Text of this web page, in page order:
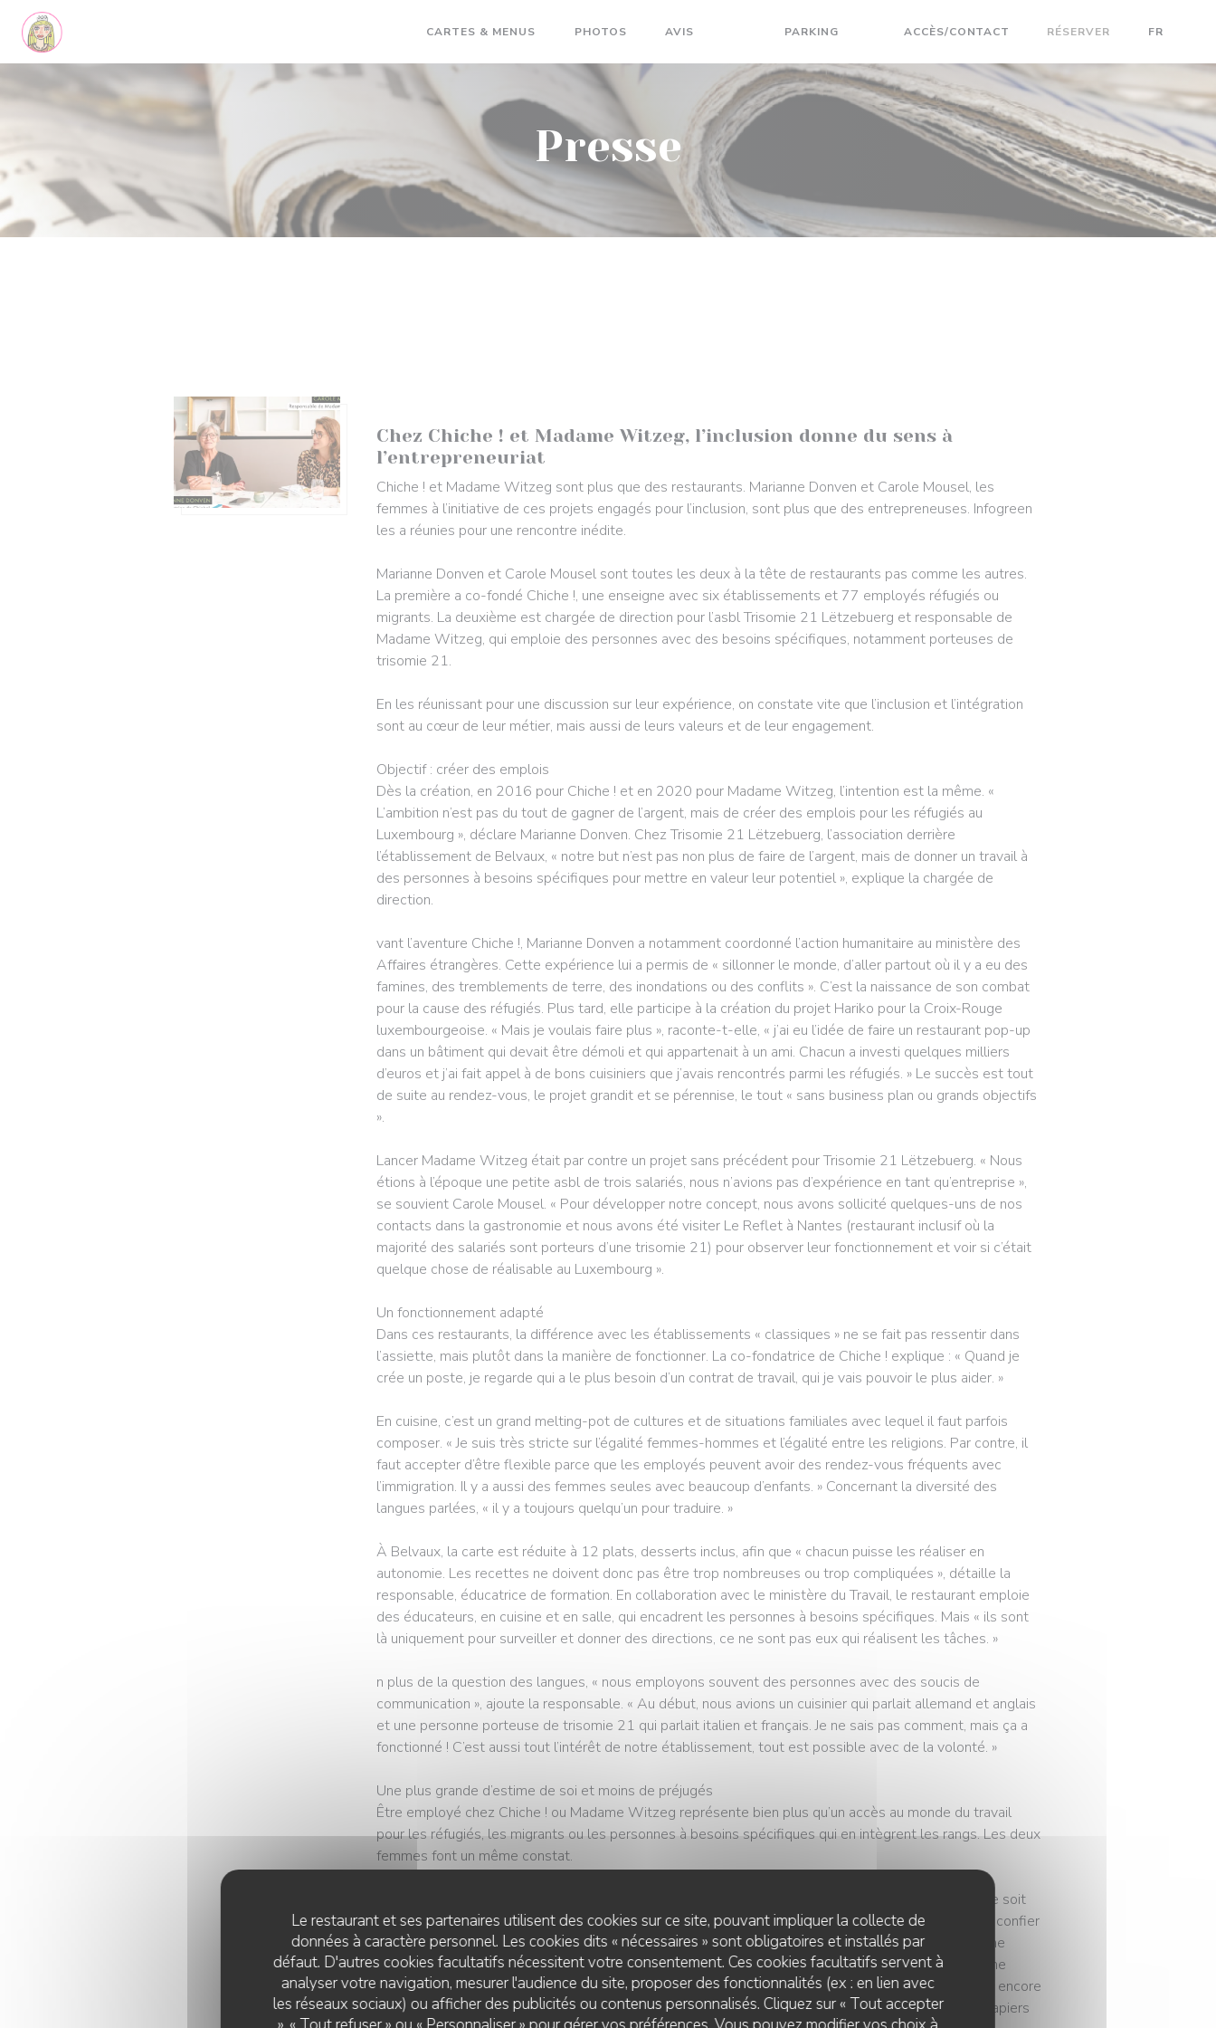
Personnalisation de vos choix en matière de cookies
Le restaurant et ses partenaires utilisent des cookies sur ce site, pouvant impliquer la collecte de
données à caractère personnel. Les cookies dits « nécessaires » sont obligatoires et installés par
défaut. D'autres cookies facultatifs nécessitent votre consentement. Ces cookies facultatifs servent à
analyser votre navigation, mesurer l'audience du site, proposer des fonctionnalités (ex : en lien avec
les réseaux sociaux) ou afficher des publicités ou contenus personnalisés. Cliquez sur « Tout accepter
CARTES & MENUS PHOTOS AVIS PARKING ACCÈS/CONTACT RÉSERVER FR
Presse
Chez Chiche ! et Madame Witzeg, l’inclusion donne du sens à
l’entrepreneuriat
Chiche ! et Madame Witzeg sont plus que des restaurants. Marianne Donven et Carole Mousel, les
femmes à l’initiative de ces projets engagés pour l’inclusion, sont plus que des entrepreneuses. Infogreen
les a réunies pour une rencontre inédite.
Marianne Donven et Carole Mousel sont toutes les deux à la tête de restaurants pas comme les autres.
La première a co-fondé Chiche !, une enseigne avec six établissements et 77 employés réfugiés ou
migrants. La deuxième est chargée de direction pour l’asbl Trisomie 21 Lëtzebuerg et responsable de
Madame Witzeg, qui emploie des personnes avec des besoins spécifiques, notamment porteuses de
trisomie 21.
En les réunissant pour une discussion sur leur expérience, on constate vite que l’inclusion et l’intégration
sont au cœur de leur métier, mais aussi de leurs valeurs et de leur engagement.
Objectif : créer des emplois
Dès la création, en 2016 pour Chiche ! et en 2020 pour Madame Witzeg, l’intention est la même. «
L’ambition n’est pas du tout de gagner de l’argent, mais de créer des emplois pour les réfugiés au
Luxembourg », déclare Marianne Donven. Chez Trisomie 21 Lëtzebuerg, l’association derrière
l’établissement de Belvaux, « notre but n’est pas non plus de faire de l’argent, mais de donner un travail à
des personnes à besoins spécifiques pour mettre en valeur leur potentiel », explique la chargée de
direction.
vant l’aventure Chiche !, Marianne Donven a notamment coordonné l’action humanitaire au ministère des
Affaires étrangères. Cette expérience lui a permis de « sillonner le monde, d’aller partout où il y a eu des
famines, des tremblements de terre, des inondations ou des conflits ». C’est la naissance de son combat
pour la cause des réfugiés. Plus tard, elle participe à la création du projet Hariko pour la Croix-Rouge
luxembourgeoise. « Mais je voulais faire plus », raconte-t-elle, « j’ai eu l’idée de faire un restaurant pop-up
dans un bâtiment qui devait être démoli et qui appartenait à un ami. Chacun a investi quelques milliers
d’euros et j’ai fait appel à de bons cuisiniers que j’avais rencontrés parmi les réfugiés. » Le succès est tout
de suite au rendez-vous, le projet grandit et se pérennise, le tout « sans business plan ou grands objectifs
».
Lancer Madame Witzeg était par contre un projet sans précédent pour Trisomie 21 Lëtzebuerg. « Nous
étions à l’époque une petite asbl de trois salariés, nous n’avions pas d’expérience en tant qu’entreprise »,
se souvient Carole Mousel. « Pour développer notre concept, nous avons sollicité quelques-uns de nos
contacts dans la gastronomie et nous avons été visiter Le Reflet à Nantes (restaurant inclusif où la
majorité des salariés sont porteurs d’une trisomie 21) pour observer leur fonctionnement et voir si c’était
quelque chose de réalisable au Luxembourg ».
Un fonctionnement adapté
Dans ces restaurants, la différence avec les établissements « classiques » ne se fait pas ressentir dans
l’assiette, mais plutôt dans la manière de fonctionner. La co-fondatrice de Chiche ! explique : « Quand je
crée un poste, je regarde qui a le plus besoin d’un contrat de travail, qui je vais pouvoir le plus aider. »
En cuisine, c’est un grand melting-pot de cultures et de situations familiales avec lequel il faut parfois
composer. « Je suis très stricte sur l’égalité femmes-hommes et l’égalité entre les religions. Par contre, il
faut accepter d’être flexible parce que les employés peuvent avoir des rendez-vous fréquents avec
l’immigration. Il y a aussi des femmes seules avec beaucoup d’enfants. » Concernant la diversité des
langues parlées, « il y a toujours quelqu’un pour traduire. »
À Belvaux, la carte est réduite à 12 plats, desserts inclus, afin que « chacun puisse les réaliser en
autonomie. Les recettes ne doivent donc pas être trop nombreuses ou trop compliquées », détaille la
responsable, éducatrice de formation. En collaboration avec le ministère du Travail, le restaurant emploie
des éducateurs, en cuisine et en salle, qui encadrent les personnes à besoins spécifiques. Mais « ils sont
là uniquement pour surveiller et donner des directions, ce ne sont pas eux qui réalisent les tâches. »
n plus de la question des langues, « nous employons souvent des personnes avec des soucis de
communication », ajoute la responsable. « Au début, nous avions un cuisinier qui parlait allemand et anglais
et une personne porteuse de trisomie 21 qui parlait italien et français. Je ne sais pas comment, mais ça a
fonctionné ! C’est aussi tout l’intérêt de notre établissement, tout est possible avec de la volonté. »
Une plus grande d’estime de soi et moins de préjugés
Être employé chez Chiche ! ou Madame Witzeg représente bien plus qu’un accès au monde du travail
pour les réfugiés, les migrants ou les personnes à besoins spécifiques qui en intègrent les rangs. Les deux
femmes font un même constat.
Comme l’observe Carole Mousel, « cela leur apporte de la fierté et une vraie estime de soi », que ce soit
en acquérant de nouvelles compétences et en les transmettant à d’autres ou encore en se voyant confier
des responsabilités. « Nous engageons des gens qui peuvent être gravement traumatisés, le rythme
quotidien imposé par le travail les aide énormément à surmonter ce qu’ils ont vécu », ajoute Marianne
Donven. « Ça leur donne une perspective d’avenir, la possibilité de prendre soin de leurs enfants ou encore
de sortir d’un foyer et d’accéder à un domicile. Pour certains c’est ce qui leur a permis d’avoir des papiers